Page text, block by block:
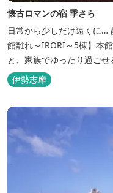
懐古ロマンの宿 季さら
日常から少しだけ遠くに…
館離れ～IRORI～5棟】本
と、家族でゆったり過ご
た様々なプランがございま
伊勢志摩